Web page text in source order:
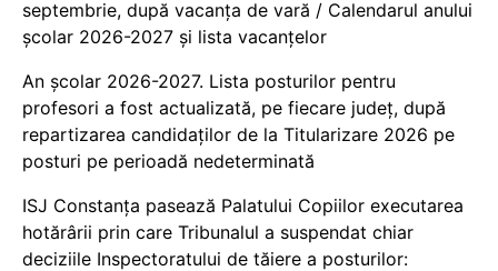
septembrie, după vacanța de vară / Calendarul anului
școlar 2026-2027 și lista vacanțelor
An școlar 2026-2027. Lista posturilor pentru
profesori a fost actualizată, pe fiecare județ, după
repartizarea candidaților de la Titularizare 2026 pe
posturi pe perioadă nedeterminată
ISJ Constanța pasează Palatului Copiilor executarea
hotărârii prin care Tribunalul a suspendat chiar
deciziile Inspectoratului de tăiere a posturilor: